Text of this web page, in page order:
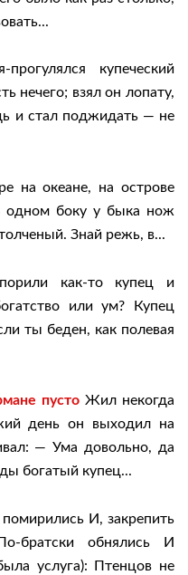
прогулялся купеческий
нечего; взял он лопату,
и стал поджидать — не
на океане, на острове
одном боку у быка нож
Знай режь, в...
как-то купец и
или ум? Купец
ты беден, как полевая
пустоЖил некогда
день он выходил на
— Ума довольно, да
богатый купец...
И, закрепить
братски обнялись И
услуга): Птенцов не